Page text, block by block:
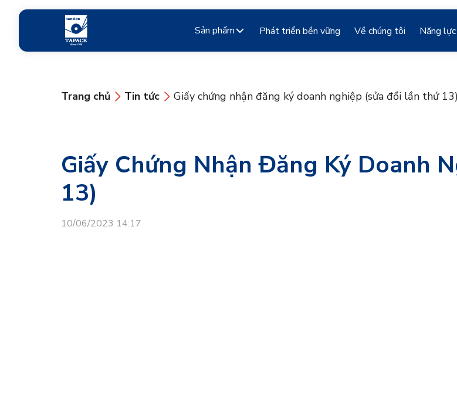
Sản phẩm Phát triển bền vững Về chúng tôi Năng lực
Trang chủ Tin tức Giấy chứng nhận đăng ký doanh nghiệp (sửa đổi lần thứ 13)
Giấy Chứng Nhận Đăng Ký Doanh
13)
10/06/2023 14:17